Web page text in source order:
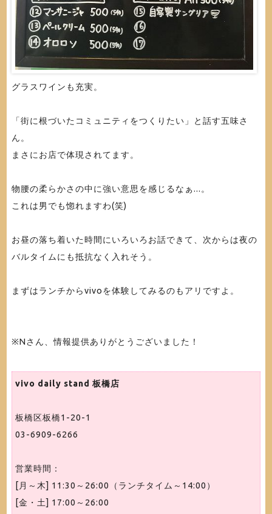
グラスワインも充実。
「街に根づいたコミュニティをつくりたい」と話す五味さ
ん。
まさにお店で体現されてます。
物腰の柔らかさの中に強い意思を感じるなぁ...。
これは男でも惚れますわ(笑)
お昼の落ち着いた時間にいろいろお話できて、次からは夜の
バルタイムにも抵抗なく入れそう。
まずはランチからvivoを体験してみるのもアリですよ。
※Nさん、情報提供ありがとうございました！
vivo daily stand 板橋店
板橋区板橋1-20-1
03-6909-6266
営業時間：
[月～木] 11:30～26:00（ランチタイム～14:00）
[金・土] 17:00～26:00